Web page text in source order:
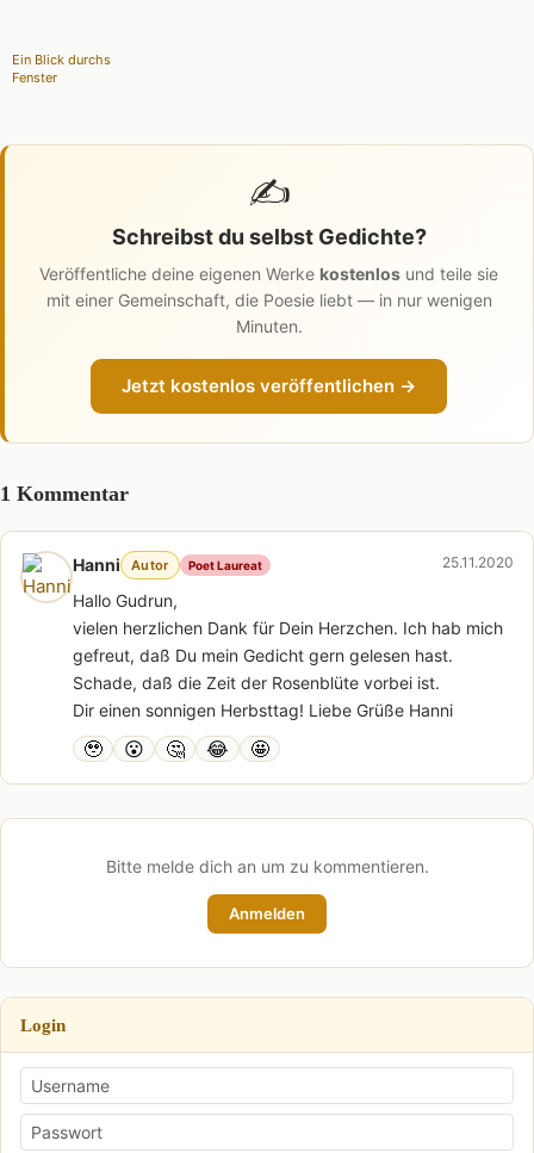
Ein Blick durchs
Fenster
✍️
Schreibst du selbst Gedichte?
Veröffentliche deine eigenen Werke kostenlos und teile sie
mit einer Gemeinschaft, die Poesie liebt — in nur wenigen
Minuten.
Jetzt kostenlos veröffentlichen →
1 Kommentar
Hanni Autor Poet Laureat 25.11.2020
Hallo Gudrun,
vielen herzlichen Dank für Dein Herzchen. Ich hab mich
gefreut, daß Du mein Gedicht gern gelesen hast.
Schade, daß die Zeit der Rosenblüte vorbei ist.
Dir einen sonnigen Herbsttag! Liebe Grüße Hanni
🥹 😮 🤔 😂 🤩
Bitte melde dich an um zu kommentieren.
Anmelden
Login